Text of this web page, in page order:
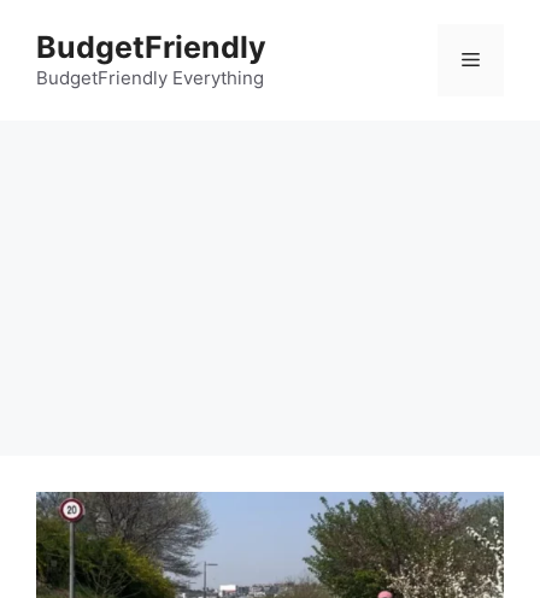
BudgetFriendly
BudgetFriendly Everything
메